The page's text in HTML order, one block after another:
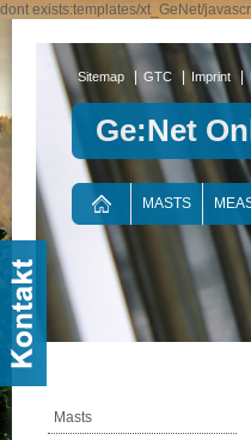
dont exists:templates/xt_GeNet/
Sitemap | GTC Imprint |
Ge:Net
MASTS
Masts